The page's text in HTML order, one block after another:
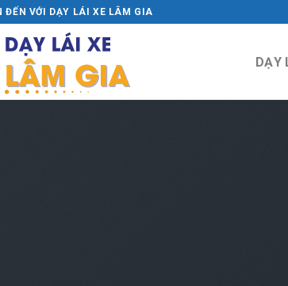
ĐẾN VỚI DẠY LÁI XE LÂM GIA
DẠY